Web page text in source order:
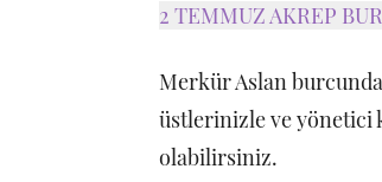
2 TEMMUZ AKREP
Merkür Aslan
üstlerinizle ve yönetici
olabilirsiniz.